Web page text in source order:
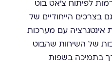
לפיתוח צ'אט בוט
בצרכים הייחודיים של
עם מערכות
של השיחות שהבוט
בתמיכה בשפות